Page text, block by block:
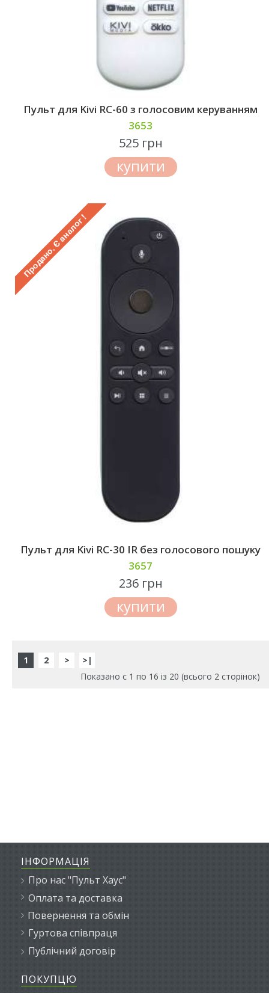
Пульт для Kivi RC-60 з голосовим керуванням
3653
525 грн
купити
Пульт для Kivi RC-30 IR без голосового пошуку
3657
236 грн
купити
1 2 >
>|
Показано с 1 по 16 із 20 (всього 2 сторінок)
ІНФОРМАЦІЯ
Про нас "Пульт Хаус"
Оплата та доставка
Повернення та обмін
Гуртова співпраця
Публічний договір
ПОКУПЦЮ